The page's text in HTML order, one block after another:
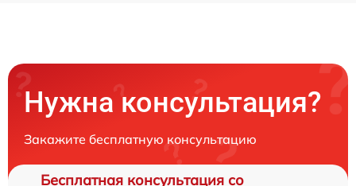
Нужна консультация?
Закажите бесплатную консультацию
Бесплатная консультация со